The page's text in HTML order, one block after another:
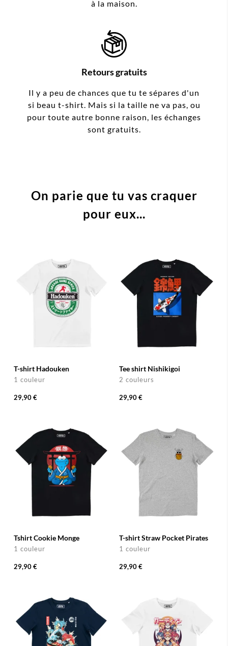
à la maison.
Retours gratuits
Il y a peu de chances que tu te sépares d'un
si beau t-shirt. Mais si la taille ne va pas, ou
pour toute autre bonne raison, les échanges
sont gratuits.
On parie que tu vas craquer
pour eux...
T-shirt Hadouken
1 couleur
29,90 €
Tee shirt Nishikigoi
2 couleurs
29,90 €
Tshirt Cookie Monge
1 couleur
29,90 €
T-shirt Straw Pocket Pirates
1 couleur
29,90 €